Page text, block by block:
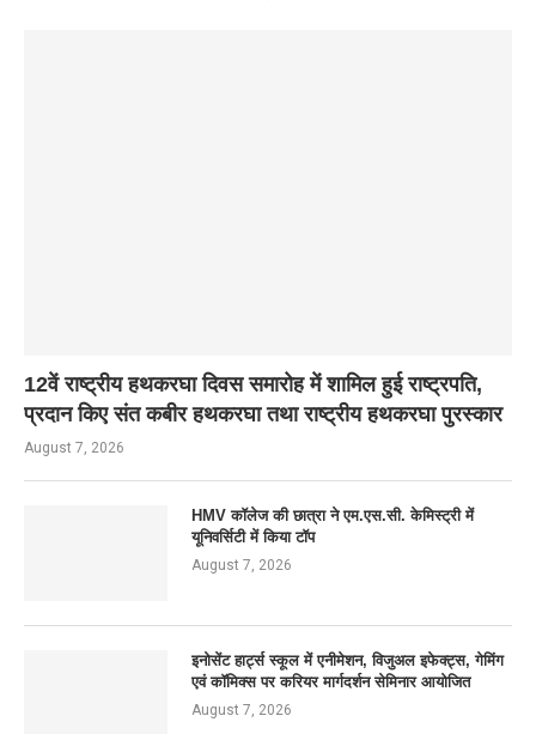
12वें राष्ट्रीय हथकरघा दिवस समारोह में शामिल हुई राष्ट्रपति,
प्रदान किए संत कबीर हथकरघा तथा राष्ट्रीय हथकरघा पुरस्कार
August 7, 2026
HMV कॉलेज की छात्रा ने एम.एस.सी. केमिस्ट्री में
यूनिवर्सिटी में किया टॉप
August 7, 2026
इनोसेंट हार्ट्स स्कूल में एनीमेशन, विजुअल इफेक्ट्स, गेमिंग
एवं कॉमिक्स पर करियर मार्गदर्शन सेमिनार आयोजित
August 7, 2026